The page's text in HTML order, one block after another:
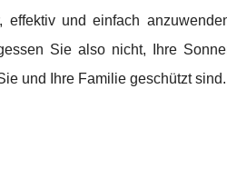
und einfach
Sie also nicht, Ihre
und Ihre Familie geschützt sind.